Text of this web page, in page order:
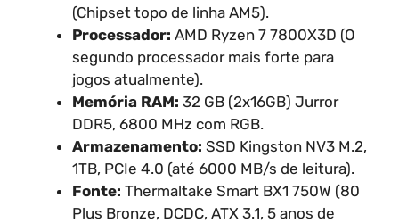
(Chipset topo de linha AM5).
Processador: AMD Ryzen 7 7800X3D (O
segundo processador mais forte para
jogos atualmente).
Memória RAM: 32 GB (2x16GB) Jurror
DDR5, 6800 MHz com RGB.
Armazenamento: SSD Kingston NV3 M.2,
1TB, PCIe 4.0 (até 6000 MB/s de leitura).
Fonte: Thermaltake Smart BX1 750W (80
Plus Bronze, DCDC, ATX 3.1, 5 anos de